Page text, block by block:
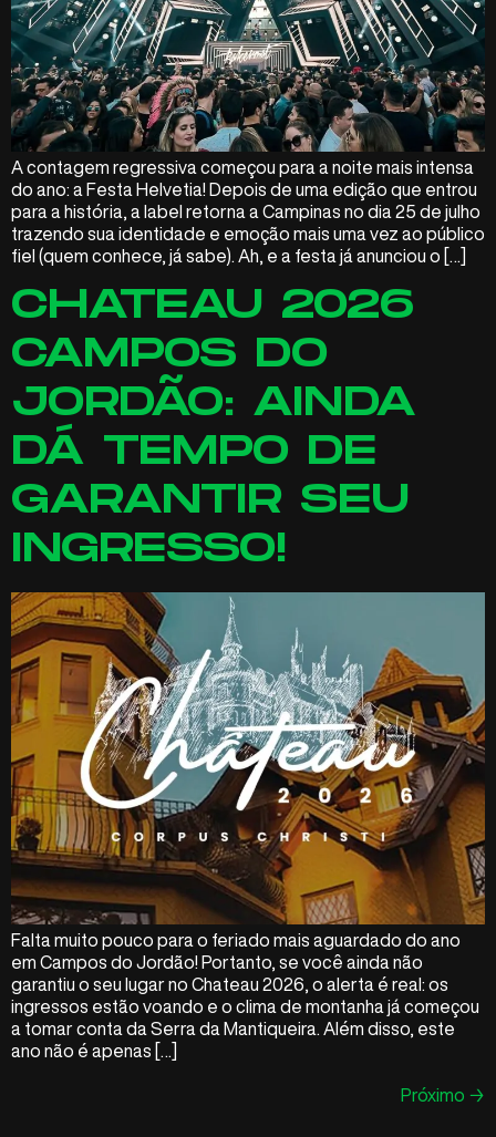
A contagem regressiva começou para a noite mais intensa
do ano: a Festa Helvetia! Depois de uma edição que entrou
para a história, a label retorna a Campinas no dia 25 de julho
trazendo sua identidade e emoção mais uma vez ao público
fiel (quem conhece, já sabe). Ah, e a festa já anunciou o […]
CHATEAU 2026
CAMPOS DO
JORDÃO: AINDA
DÁ TEMPO DE
GARANTIR SEU
INGRESSO!
Falta muito pouco para o feriado mais aguardado do ano
em Campos do Jordão! Portanto, se você ainda não
garantiu o seu lugar no Chateau 2026, o alerta é real: os
ingressos estão voando e o clima de montanha já começou
a tomar conta da Serra da Mantiqueira. Além disso, este
ano não é apenas […]
Próximo →